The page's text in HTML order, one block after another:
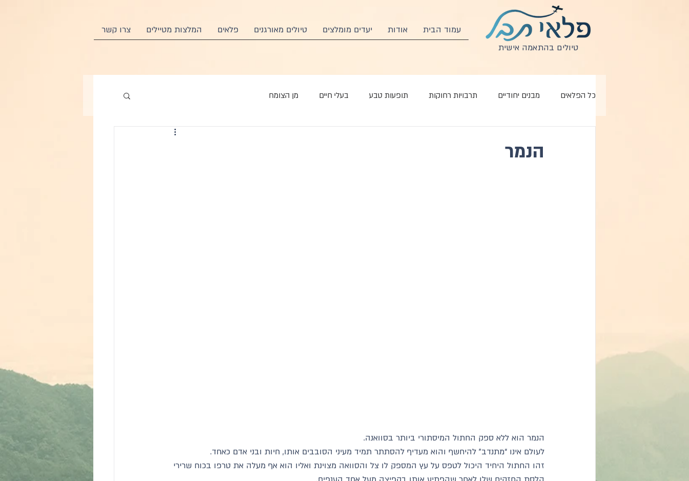
עמוד הבית אודות יעדים מומלצים טיולים מאורגנים פלאים המלצות מטיילים
צרו קשר
טיולים בהתאמה אישית
כל הפלאים מבנים יחודיים תרבויות רחוקות תופעות טבע בעלי חיים מן הצומח
הנמר
הנמר הוא ללא ספק החתול המיסתורי ביותר בסוואנה.
לעולם אינו “מתנדב” להיחשף והוא מעדיף להסתתר תמיד מעיני הסובבים אותו, חיות ובני אדם כאחד.
זהו החתול היחיד היכול לטפס על עץ המספק לו צל והסוואה מצוינת ואליו הוא אף מעלה את טרפו בכוח שרירי